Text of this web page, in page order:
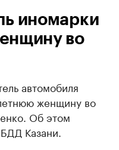
иномарки
во
автомобиля
женщину во
Об этом
Казани.